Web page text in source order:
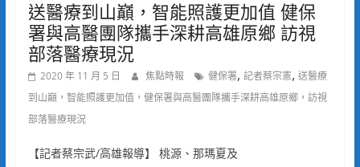
送醫療到山巔，智能照護更加值 健保
署與高醫團隊攜手深耕高雄原鄉 訪視
部落醫療現況
2020 年 11 月 5 日 焦點時報 健保署, 記者蔡宗憲, 送醫療
到山巔，智能照護更加值，健保署與高醫團隊攜手深耕高雄原鄉，訪視
部落醫療現況
【記者蔡宗武/高雄報導】 桃源、那瑪夏及